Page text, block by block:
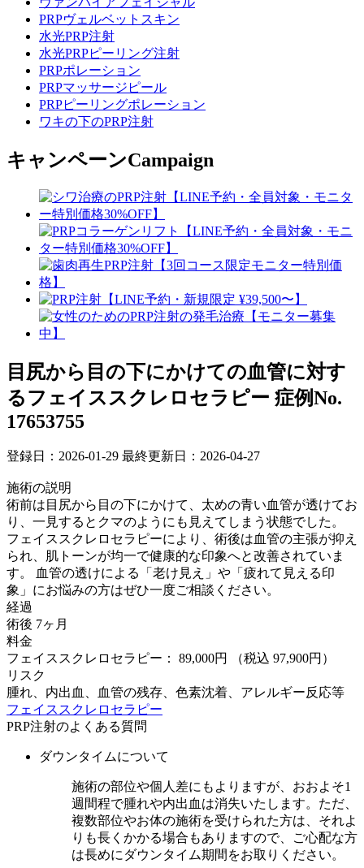
PRPヴェルベットスキン
水光PRP注射
水光PRPピーリング注射
PRPポレーション
PRPマッサージピール
PRPピーリングポレーション
ワキの下のPRP注射
キャンペーンCampaign
目尻から目の下にかけての血管に対す
るフェイススクレロセラピー 症例No.
17653755
登録日：2026-01-29 最終更新日：2026-04-27
施術の説明
術前は目尻から目の下にかけて、太めの青い血管が透けてお
り、一見するとクマのようにも見えてしまう状態でした。
フェイススクレロセラピーにより、術後は血管の主張が抑え
られ、肌トーンが均一で健康的な印象へと改善されていま
す。 血管の透けによる「老け見え」や「疲れて見える印
象」にお悩みの方はぜひ一度ご相談ください。
経過
術後 7ヶ月
料金
フェイススクレロセラピー： 89,000円
（税込 97,900円）
リスク
腫れ、内出血、血管の残存、色素沈着、アレルギー反応等
フェイススクレロセラピー
PRP注射のよくある質問
ダウンタイムについて
施術の部位や個人差にもよりますが、おおよそ1
週間程で腫れや内出血は消失いたします。ただ、
複数部位やお体の施術を受けられた方は、それよ
りも長くかかる場合もありますので、ご心配な方
は長めにダウンタイム期間をお取りください。